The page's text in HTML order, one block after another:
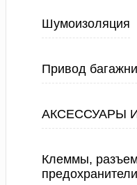
Шумоизоляция
Привод
АКСЕССУАРЫ
Клеммы,
предохранители